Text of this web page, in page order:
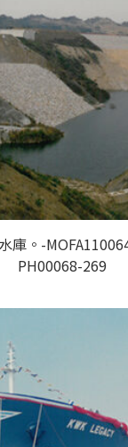
庫。-
PH00068-269